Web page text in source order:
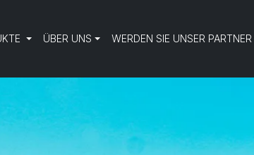
ÜBER UNS WERDEN SIE UNSER PARTNER